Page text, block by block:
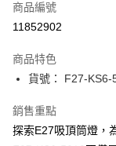
LINE Pay
街口支付
悠遊付
Google Pay
商品編號
11852902
商品特色
貨號： F27-KS6-
銷售重點
探索E27吸頂筒燈，